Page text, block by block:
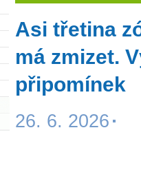
Asi třetina
má zmizet.
připomínek
26. 6. 2026